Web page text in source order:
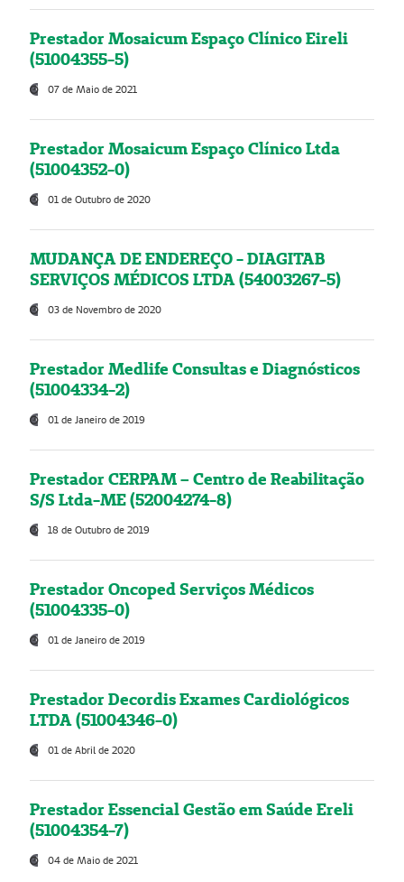
Prestador Mosaicum Espaço Clínico Eireli
(51004355-5)
07 de Maio de 2021
Prestador Mosaicum Espaço Clínico Ltda
(51004352-0)
01 de Outubro de 2020
MUDANÇA DE ENDEREÇO - DIAGITAB
SERVIÇOS MÉDICOS LTDA (54003267-5)
03 de Novembro de 2020
Prestador Medlife Consultas e Diagnósticos
(51004334-2)
01 de Janeiro de 2019
Prestador CERPAM – Centro de Reabilitação
S/S Ltda-ME (52004274-8)
18 de Outubro de 2019
Prestador Oncoped Serviços Médicos
(51004335-0)
01 de Janeiro de 2019
Prestador Decordis Exames Cardiológicos
LTDA (51004346-0)
01 de Abril de 2020
Prestador Essencial Gestão em Saúde Ereli
(51004354-7)
04 de Maio de 2021